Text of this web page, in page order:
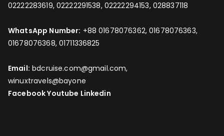
02222283619, 02222291538, 02222294153, 028837118
WhatsApp Number: +88 01678076362, 01678076363,
01678076368, 01711336825
Email: bdcruise.com@gmail.com,
winuxtravels@bayone
FacebookYoutube Linkedin